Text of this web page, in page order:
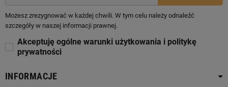
Możesz zrezygnować w każdej chwili. W tym celu należy odnaleźć
szczegóły w naszej informacji prawnej.
Akceptuję ogólne warunki użytkowania i politykę
prywatności
INFORMACJE